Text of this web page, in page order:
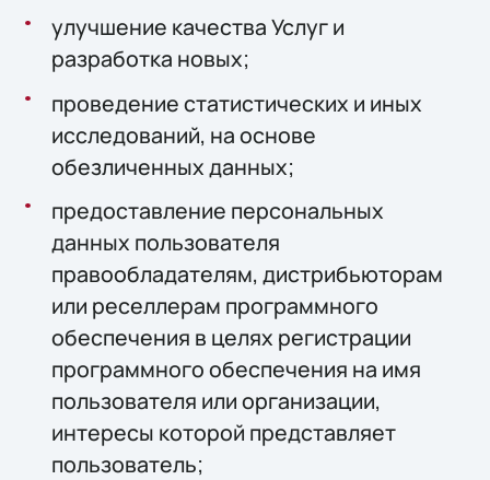
улучшение качества Услуг и
разработка новых;
проведение статистических и иных
исследований, на основе
обезличенных данных;
предоставление персональных
данных пользователя
правообладателям, дистрибьюторам
или реселлерам программного
обеспечения в целях регистрации
программного обеспечения на имя
пользователя или организации,
интересы которой представляет
пользователь;